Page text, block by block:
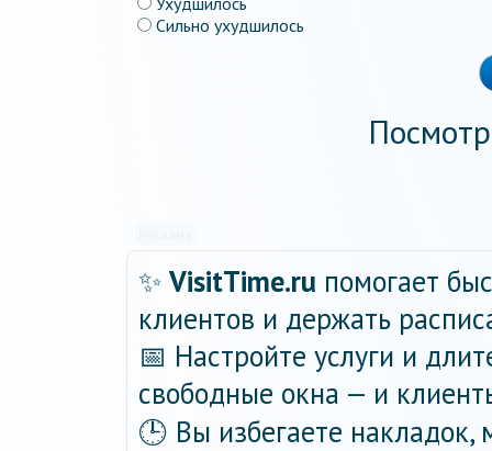
Сильно ухудшилось
✨ VisitTime.ru помогает
клиентов и держать
📅 Настройте услуги и
свободные окна — и
🕒 Вы избегаете